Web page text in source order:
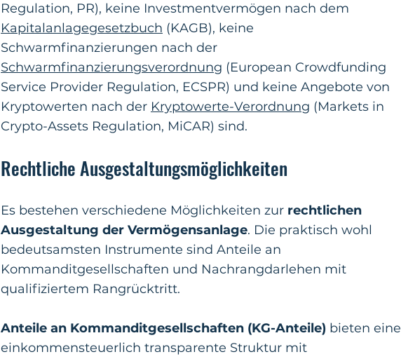
Regulation, PR), keine Investmentvermögen nach dem
Kapitalanlagegesetzbuch (KAGB), keine
Schwarmfinanzierungen nach der
Schwarmfinanzierungsverordnung (European Crowdfunding
Service Provider Regulation, ECSPR) und keine Angebote von
Kryptowerten nach der Kryptowerte-Verordnung (Markets in
Crypto-Assets Regulation, MiCAR) sind.
Rechtliche Ausgestaltungsmöglichkeiten
Es bestehen verschiedene Möglichkeiten zur rechtlichen
Ausgestaltung der Vermögensanlage. Die praktisch wohl
bedeutsamsten Instrumente sind Anteile an
Kommanditgesellschaften und Nachrangdarlehen mit
qualifiziertem Rangrücktritt.
Anteile an Kommanditgesellschaften (KG-Anteile) bieten eine
einkommensteuerlich transparente Struktur mit